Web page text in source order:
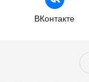
ВКонтакте